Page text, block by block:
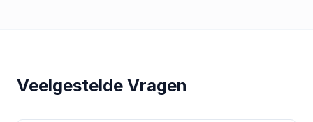
Veelgestelde Vragen